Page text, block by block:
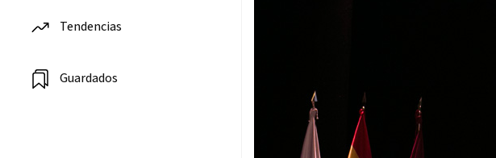
Tendencias
Guardados